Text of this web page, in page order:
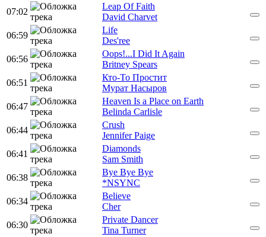
07:02
Leap Of Faith
David Charvet
06:59
Life
Des'ree
06:56
Oops!...I Did It Again
Britney Spears
06:51
Кто-То Простит
Мурат Насыров
06:47
Heaven Is a Place on Earth
Belinda Carlisle
06:44
Crush
Jennifer Paige
06:41
Diamonds
Sam Smith
06:38
Bye Bye Bye
*NSYNC
06:34
Believe
Cher
06:30
Private Dancer
Tina Turner